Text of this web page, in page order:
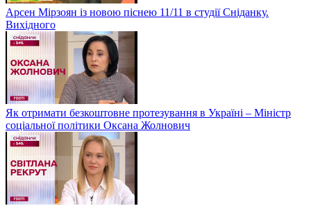
Арсен Мірзоян із новою піснею 11/11 в студії Сніданку.
Вихідного
Як отримати безкоштовне протезування в Україні – Міністр
соціальної політики Оксана Жолнович